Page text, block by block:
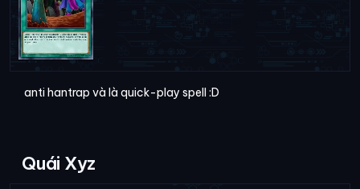
anti hantrap và là quick-play spell :D
Quái Xyz